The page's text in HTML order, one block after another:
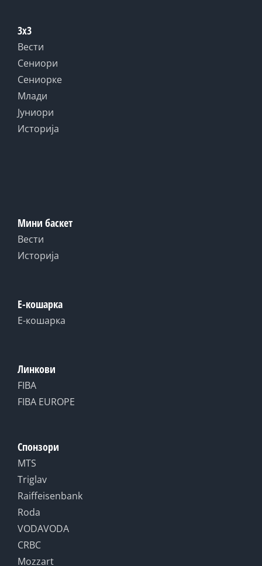
3x3
Вести
Сениори
Сениорке
Млади
Јуниори
Историја
Мини баскет
Вести
Историја
Е-кошарка
Е-кошарка
Линкови
FIBA
FIBA EUROPE
Спонзори
MTS
Triglav
Raiffeisenbank
Roda
VODAVODA
CRBC
Mozzart